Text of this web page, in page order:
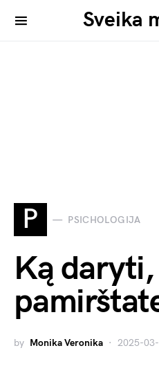
Sveika
P PSICHOLOGIJA
Ką
by Monika Veronika 2025-